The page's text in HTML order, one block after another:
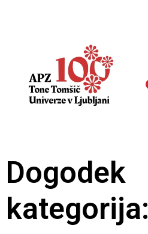
Dogodek
kategorija: